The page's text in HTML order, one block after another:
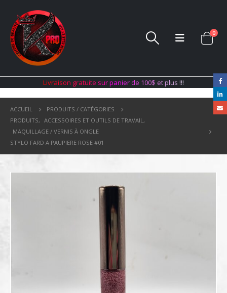
0
Livraison gratuite surpanier de 100$ etplus !!!
ACCUEIL
PRODUITS / CATÉGORIES
PRODUITS, ACCESSOIRES ET OUTILS DE TRAVAIL ,
MAQUILLAGE / VERNIS À ONGLE
STYLO FARD A PAUPIERE ROSE #01